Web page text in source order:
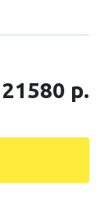
21580 р.